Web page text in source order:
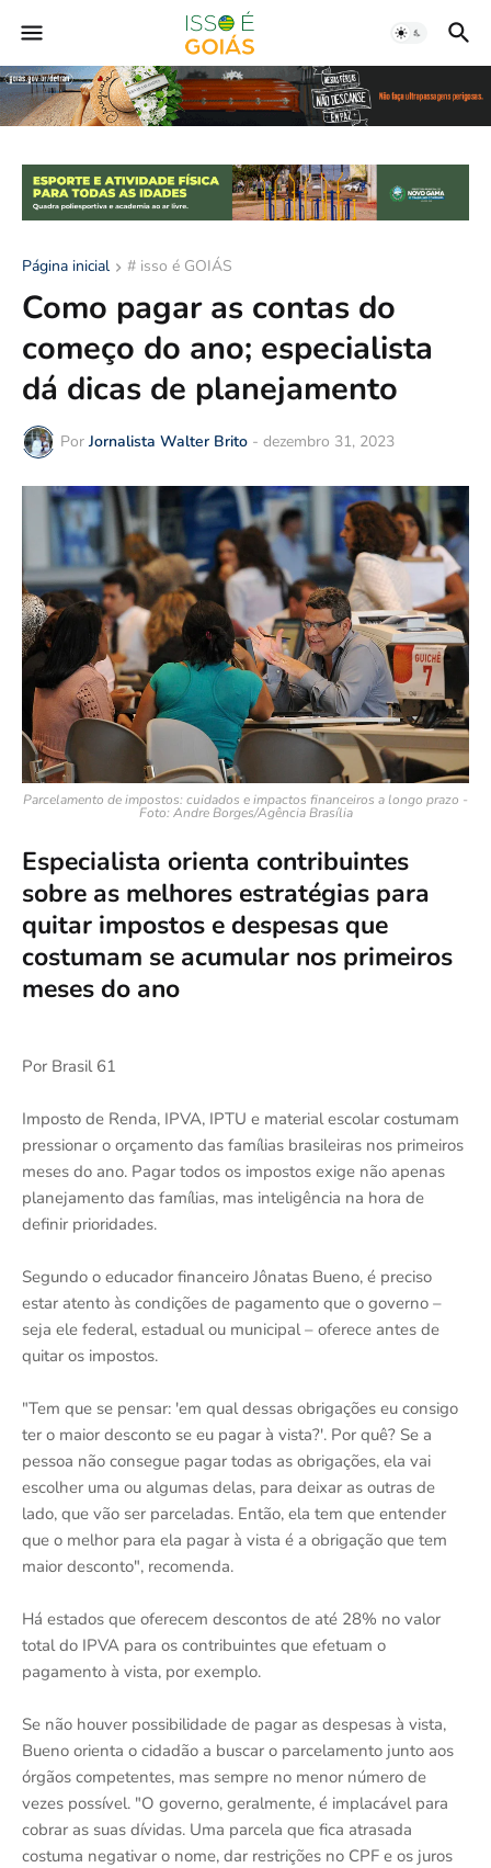
Página inicial # isso é GOIÁS
Como pagar as contas do
começo do ano; especialista
dá dicas de planejamento
Por Jornalista Walter Brito - dezembro 31, 2023
Parcelamento de impostos: cuidados e impactos financeiros a longo prazo -
Foto: Andre Borges/Agência Brasília
Especialista orienta contribuintes
sobre as melhores estratégias para
quitar impostos e despesas que
costumam se acumular nos primeiros
meses do ano
Por Brasil 61
Imposto de Renda, IPVA, IPTU e material escolar costumam
pressionar o orçamento das famílias brasileiras nos primeiros
meses do ano. Pagar todos os impostos exige não apenas
planejamento das famílias, mas inteligência na hora de
definir prioridades.
Segundo o educador financeiro Jônatas Bueno, é preciso
estar atento às condições de pagamento que o governo –
seja ele federal, estadual ou municipal – oferece antes de
quitar os impostos.
"Tem que se pensar: 'em qual dessas obrigações eu consigo
ter o maior desconto se eu pagar à vista?'. Por quê? Se a
pessoa não consegue pagar todas as obrigações, ela vai
escolher uma ou algumas delas, para deixar as outras de
lado, que vão ser parceladas. Então, ela tem que entender
que o melhor para ela pagar à vista é a obrigação que tem
maior desconto", recomenda.
Há estados que oferecem descontos de até 28% no valor
total do IPVA para os contribuintes que efetuam o
pagamento à vista, por exemplo.
Se não houver possibilidade de pagar as despesas à vista,
Bueno orienta o cidadão a buscar o parcelamento junto aos
órgãos competentes, mas sempre no menor número de
vezes possível. "O governo, geralmente, é implacável para
cobrar as suas dívidas. Uma parcela que fica atrasada
costuma negativar o nome, dar restrições no CPF e os juros